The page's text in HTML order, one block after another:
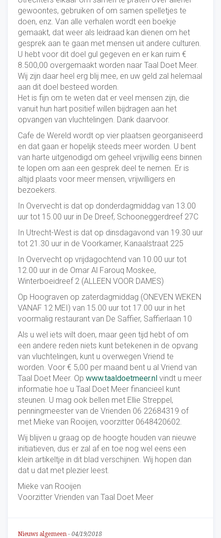
gewoontes, gebruiken of om samen spelletjes te
doen, enz. Van alle verhalen wordt een boekje
gemaakt, dat weer als leidraad kan dienen om het
gesprek aan te gaan met mensen uit andere culturen.
U hebt voor dit doel gul gegeven en er kan ruim €
8.500,00 overgemaakt worden naar Taal Doet Meer.
Wij zijn daar heel erg blij mee, en uw geld zal helemaal
aan dit doel besteed worden.
Het is fijn om te weten dat er veel mensen zijn, die
vanuit hun hart positief willen bijdragen aan het
opvangen van vluchtelingen. Dank daarvoor.
Cafe de Wereld wordt op vier plaatsen georganiseerd
en dat gaan er hopelijk steeds meer worden. U bent
van harte uitgenodigd om geheel vrijwillig eens binnen
te lopen om aan een gesprek deel te nemen. Er is
altijd plaats voor meer mensen, vrijwilligers en
bezoekers.
In Overvecht is dat op donderdagmiddag van 13.00
uur tot 15.00 uur in De Dreef, Schooneggerdreef 27C
In Utrecht-West is dat op dinsdagavond van 19.30 uur
tot 21.30 uur in de Voorkamer, Kanaalstraat 225
In Overvecht op vrijdagochtend van 10.00 uur tot
12.00 uur in de Omar Al Farouq Moskee,
Winterboeidreef 2 (ALLEEN VOOR DAMES)
Op Hoograven op zaterdagmiddag (ONEVEN WEKEN
VANAF 12 MEI) van 15.00 uur tot 17.00 uur in het
voormalig restaurant van De Saffier, Saffierlaan 10
Als u wel iets wilt doen, maar geen tijd hebt of om
een andere reden niets kunt betekenen in de opvang
van vluchtelingen, kunt u overwegen Vriend te
worden. Voor € 5,00 per maand bent u al Vriend van
Taal Doet Meer. Op www.taaldoetmeer.nl vindt u meer
informatie hoe u Taal Doet Meer financieel kunt
steunen. U mag ook bellen met Ellie Streppel,
penningmeester van de Vrienden 06 22684319 of
met Mieke van Rooijen, voorzitter 0648420602.
Wij blijven u graag op de hoogte houden van nieuwe
initiatieven, dus er zal af en toe nog wel eens een
klein artikeltje in dit blad verschijnen. Wij hopen dan
dat u dat met plezier leest.
Mieke van Rooijen
Voorzitter Vrienden van Taal Doet Meer
Nieuws algemeen - 04/19/2018